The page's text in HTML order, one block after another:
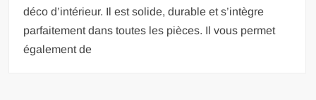
déco d’intérieur. Il est solide, durable et s’intègre
parfaitement dans toutes les pièces. Il vous permet
également de